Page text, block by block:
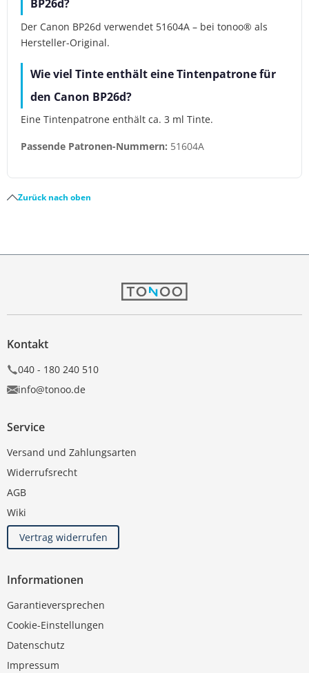
BP26d?
Der Canon BP26d verwendet 51604A – bei tonoo® als
Hersteller-Original.
Wie viel Tinte enthält eine Tintenpatrone für
den Canon BP26d?
Eine Tintenpatrone enthält ca. 3 ml Tinte.
Passende Patronen-Nummern: 51604A
Zurück nach oben
Kontakt
040 - 180 240 510
info@tonoo.de
Service
Versand und Zahlungsarten
Widerrufsrecht
AGB
Wiki
Vertrag widerrufen
Informationen
Garantieversprechen
Cookie-Einstellungen
Datenschutz
Impressum